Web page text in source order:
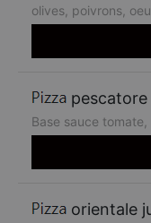
olives, poivrons,
Base sauce
orientale